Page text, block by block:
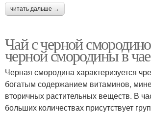
читать дальше →
Чай с черной
черной смородины в чае
Черная смородина характеризуется
богатым содержанием витаминов,
вторичных растительных веществ. В
больших количествах присутствует